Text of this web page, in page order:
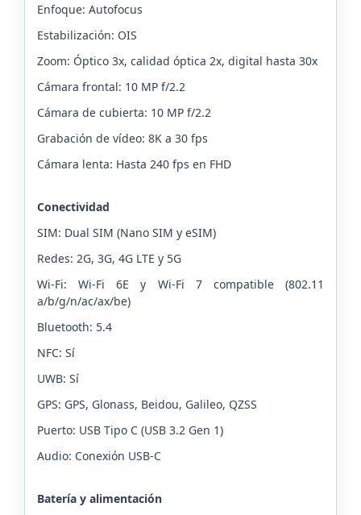
Enfoque: Autofocus
Estabilización: OIS
Zoom: Óptico 3x, calidad óptica 2x, digital hasta 30x
Cámara frontal: 10 MP f/2.2
Cámara de cubierta: 10 MP f/2.2
Grabación de vídeo: 8K a 30 fps
Cámara lenta: Hasta 240 fps en FHD
Conectividad
SIM: Dual SIM (Nano SIM y eSIM)
Redes: 2G, 3G, 4G LTE y 5G
Wi-Fi: Wi-Fi 6E y Wi-Fi 7 compatible (802.11
a/b/g/n/ac/ax/be)
Bluetooth: 5.4
NFC: Sí
UWB: Sí
GPS: GPS, Glonass, Beidou, Galileo, QZSS
Puerto: USB Tipo C (USB 3.2 Gen 1)
Audio: Conexión USB-C
Batería y alimentación